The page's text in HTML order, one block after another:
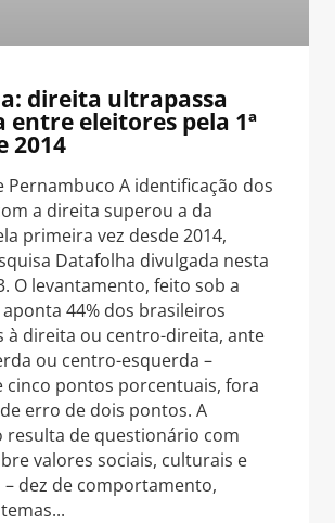
direita ultrapassa
entre eleitores pela 1ª
2014
Pernambuco A identificação dos
a direita superou a da
primeira vez desde 2014,
Datafolha divulgada nesta
O levantamento, feito sob a
44% dos brasileiros
à direita ou centro-direita, ante
ou centro-esquerda –
cinco pontos porcentuais, fora
erro de dois pontos. A
resulta de questionário com
valores sociais, culturais e
dez de comportamento,